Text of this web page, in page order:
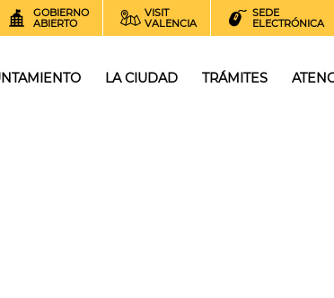
GOBIERNO
ABIERTO
VISIT
VALENCIA
SEDE
ELECTRÓNICA
LA CIUDAD TRÁMITES